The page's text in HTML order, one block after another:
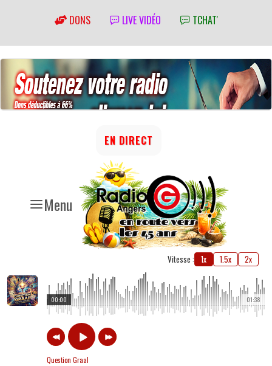
DONS LIVE VIDÉO TCHAT'
Menu
EN DIRECT
Vitesse : 1x 1.5x 2x
01:38
00:00
Question Graal